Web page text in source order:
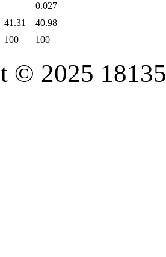
0.027
41.31
40.98
100 100
© 2025